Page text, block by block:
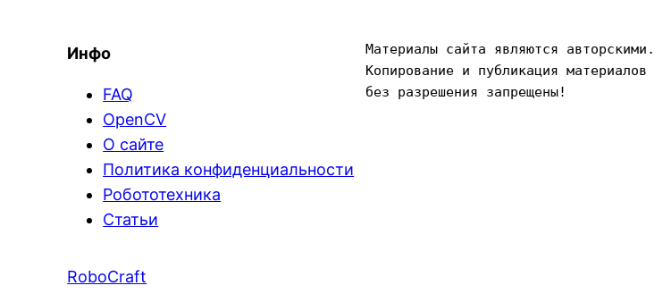
Инфо
FAQ
OpenCV
О сайте
Политика конфиденциальности
Робототехника
Статьи
Материалы сайта являются авторскими.
Копирование и публикация материалов
без разрешения запрещены!
RoboCraft